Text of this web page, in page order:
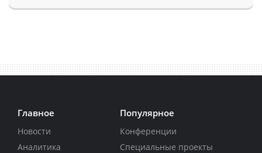
Главное
Новости
Аналитика
Популярное
Конференции
Специальные проекты